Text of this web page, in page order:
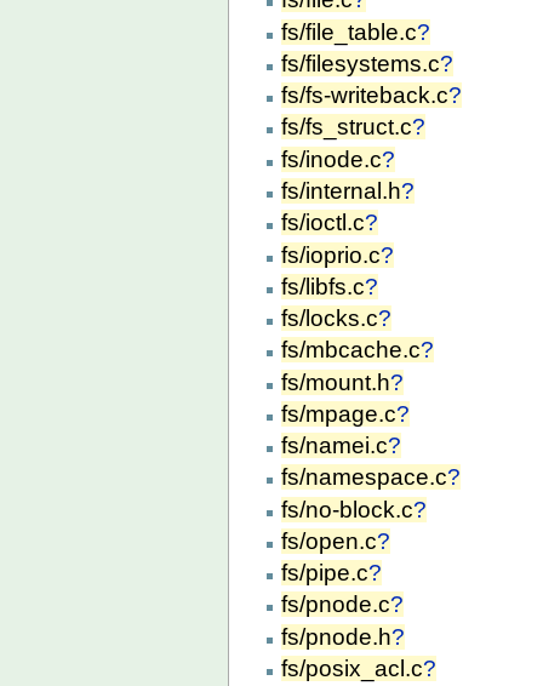
fs/file_table.c?
fs/filesystems.c?
fs/fs-writeback.c?
fs/fs_struct.c?
fs/inode.c?
fs/internal.h?
fs/ioctl.c?
fs/ioprio.c?
fs/libfs.c?
fs/locks.c?
fs/mbcache.c?
fs/mount.h?
fs/mpage.c?
fs/namei.c?
fs/namespace.c?
fs/no-block.c?
fs/open.c?
fs/pipe.c?
fs/pnode.c?
fs/pnode.h?
fs/posix_acl.c?